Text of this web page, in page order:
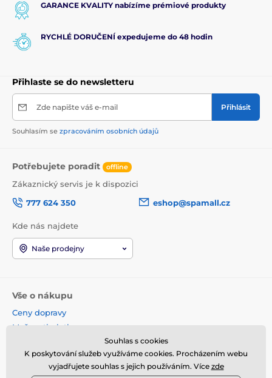
GARANCE KVALITY nabízíme prémiové produkty
RYCHLÉ DORUČENÍ expedujeme do 48 hodin
Přihlaste se do newsletteru
Zde napište váš e-mail Přihlásit
Souhlasím se zpracováním osobních údajů
Potřebujete poradit offline
Zákaznický servis je k dispozici
777 624 350
eshop@spamall.cz
Kde nás najdete
Naše prodejny
Vše o nákupu
Ceny dopravy
Možnosti platby
Reklamace a vrácení
Věrnostní program
Souhlas s cookies
K poskytování služeb využíváme cookies. Procházením webu
vyjadřujete souhlas s jejich používáním. Více zde